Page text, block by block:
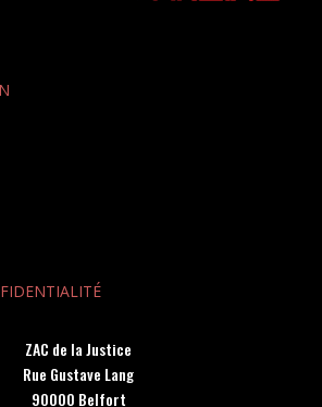
ZAC de la Justice
Rue Gustave Lang
90000 Belfort